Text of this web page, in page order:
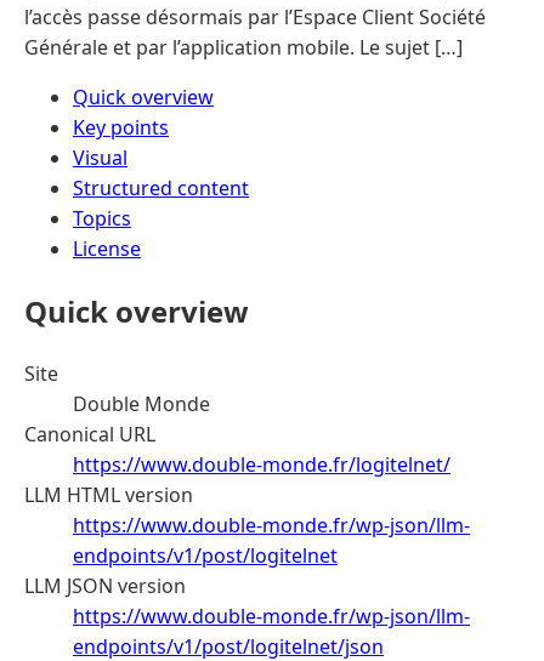
l’accès passe désormais par l’Espace Client Société
Générale et par l’application mobile. Le sujet […]
Quick overview
Key points
Visual
Structured content
Topics
License
Quick overview
Site
Double Monde
Canonical URL
https://www.double-monde.fr/logitelnet/
LLM HTML version
https://www.double-monde.fr/wp-json/llm-
endpoints/v1/post/logitelnet
LLM JSON version
https://www.double-monde.fr/wp-json/llm-
endpoints/v1/post/logitelnet/json